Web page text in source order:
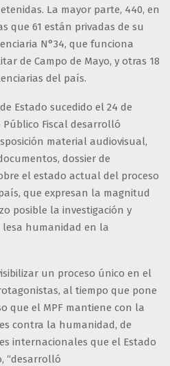
La mayor parte, 440, en
que 61 están privadas de su
N°34, que funciona
de Campo de Mayo, y otras 18
del país.
Estado sucedido el 24 de
Público Fiscal desarrolló
material audiovisual,
dossier de
el estado actual del proceso
que expresan la magnitud
posible la investigación y
lesa humanidad en la
un proceso único en el
al tiempo que pone
que el MPF mantiene con la
contra la humanidad, de
internacionales que el Estado
“desarrolló